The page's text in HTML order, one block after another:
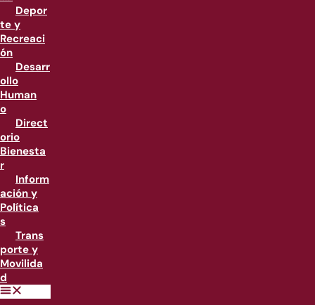
Depor
te y
Recreaci
ón
Desarr
ollo
Human
o
Direct
orio
Bienesta
r
Inform
ación y
Política
s
Trans
porte y
Movilida
d